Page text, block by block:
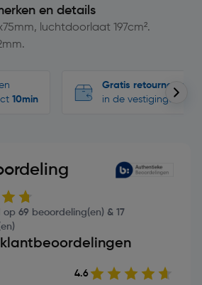
en details
luchtdoorlaat 197cm².
10min
Gratis retourneren
in de vestigingen
69 beoordeling(en) & 17
4.6